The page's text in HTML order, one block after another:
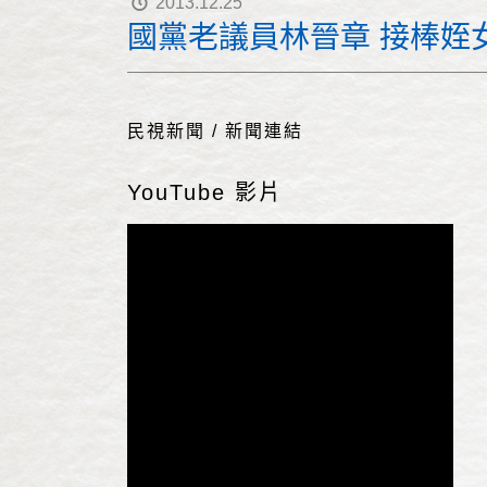
國黨老議員林晉章 接棒姪
民視新聞 / 新聞連結
YouTube 影片